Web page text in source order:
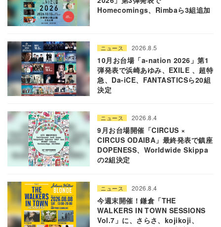
Homecomings、Rimbaら3組追加
ニュース 2026.8.5
10月お台場「a-nation 2026」第1
弾発表で浜崎あゆみ、EXILE 、超特
急、Da-iCE、FANTASTICSら20組
決定
ニュース 2026.8.4
9月お台場開催「CIRCUS ×
CIRCUS ODAIBA」最終発表で鎮座
DOPENESS、Worldwide Skippa
の2組決定
ニュース 2026.8.4
今週末開催！鎌倉「THE
WALKERS IN TOWN SESSIONS
Vol.7」に、さらさ、kojikoji、